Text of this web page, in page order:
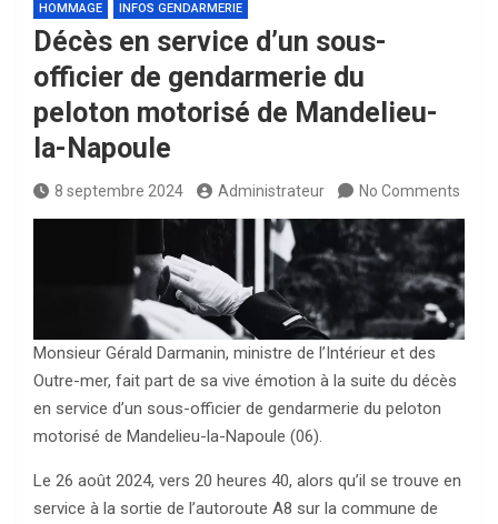
HOMMAGE INFOS GENDARMERIE
Décès en service d’un sous-
officier de gendarmerie du
peloton motorisé de Mandelieu-
la-Napoule
8 septembre 2024 Administrateur No Comments
Monsieur Gérald Darmanin, ministre de l’Intérieur et des
Outre-mer, fait part de sa vive émotion à la suite du décès
en service d’un sous-officier de gendarmerie du peloton
motorisé de Mandelieu-la-Napoule (06).
Le 26 août 2024, vers 20 heures 40, alors qu’il se trouve en
service à la sortie de l’autoroute A8 sur la commune de